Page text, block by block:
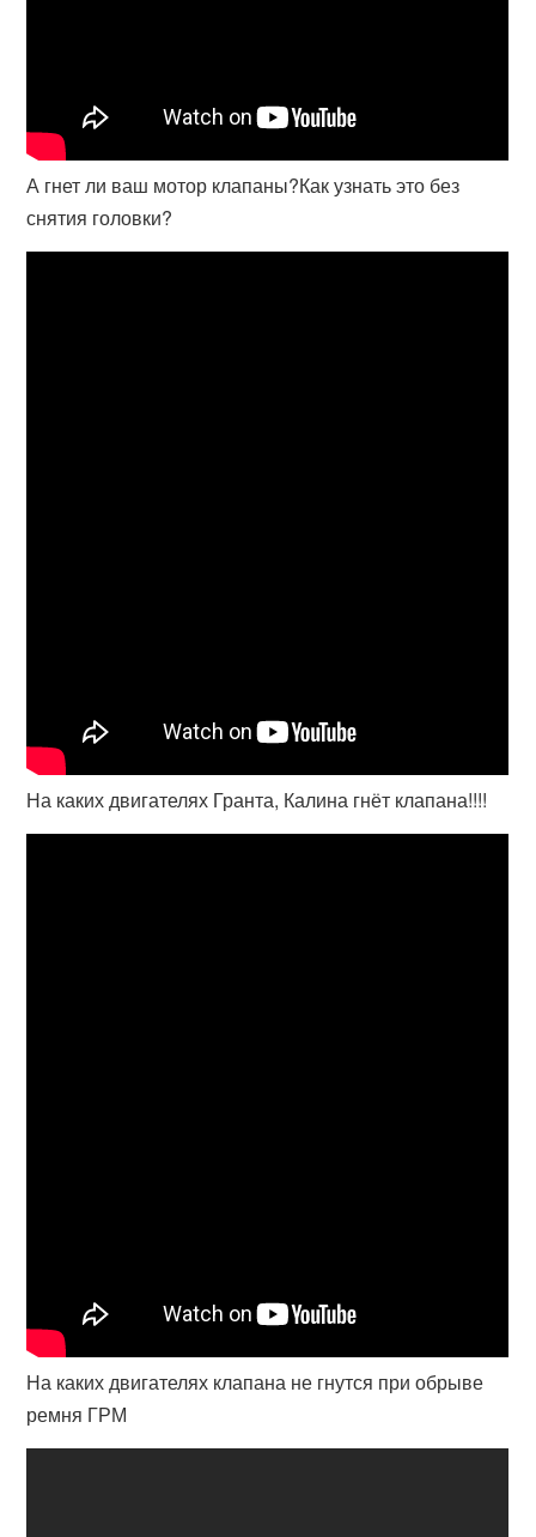
А гнет ли ваш мотор клапаны?Как узнать это без
снятия головки?
На каких двигателях Гранта, Калина гнёт клапана!!!!
На каких двигателях клапана не гнутся при обрыве
ремня ГРМ